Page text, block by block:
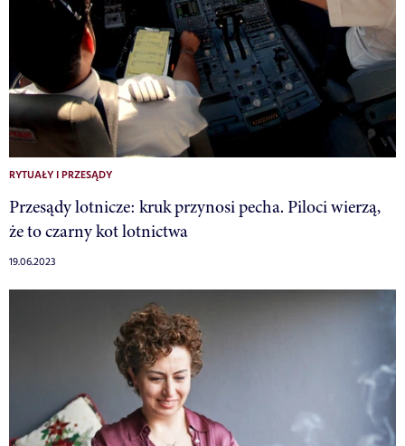
RYTUAŁY I PRZESĄDY
Przesądy lotnicze: kruk przynosi pecha. Piloci wierzą,
że to czarny kot lotnictwa
19.06.2023